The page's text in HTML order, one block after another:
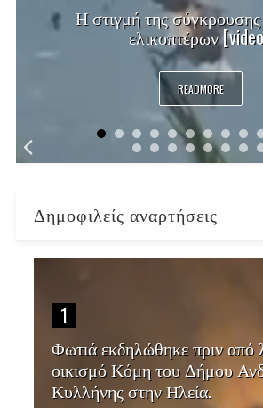
Η στιγμή της
ελικοπτέρων
READMORE
Δημοφιλείς αναρτήσεις
1
Φωτιά εκδηλώθηκε πριν από
οικισμό Κόμη του Δήμου
Κυλλήνης στην Ηλεία.